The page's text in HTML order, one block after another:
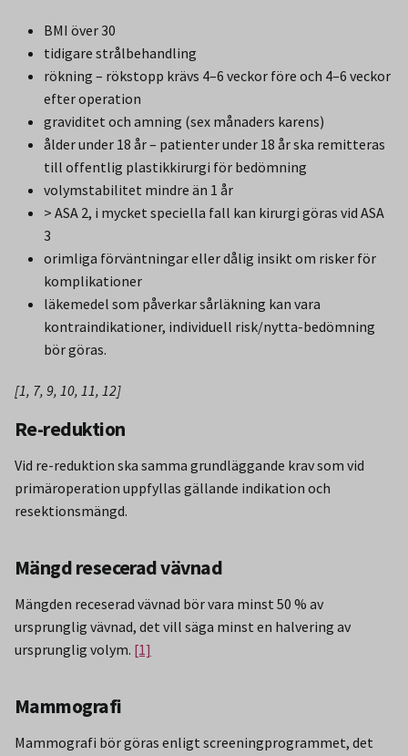
BMI över 30
tidigare strålbehandling
rökning – rökstopp krävs 4–6 veckor före och 4–6 veckor
efter operation
graviditet och amning (sex månaders karens)
ålder under 18 år – patienter under 18 år ska remitteras
till offentlig plastikkirurgi för bedömning
volymstabilitet mindre än 1 år
> ASA 2, i mycket speciella fall kan kirurgi göras vid ASA
3
orimliga förväntningar eller dålig insikt om risker för
komplikationer
läkemedel som påverkar sårläkning kan vara
kontraindikationer, individuell risk/nytta-bedömning
bör göras.
[1, 7, 9, 10, 11, 12]
Re-reduktion
Vid re-reduktion ska samma grundläggande krav som vid
primäroperation uppfyllas gällande indikation och
resektionsmängd.
Mängd resecerad vävnad
Mängden receserad vävnad bör vara minst 50 % av
ursprunglig vävnad, det vill säga minst en halvering av
ursprunglig volym. [1]
Mammografi
Mammografi bör göras enligt screeningprogrammet, det